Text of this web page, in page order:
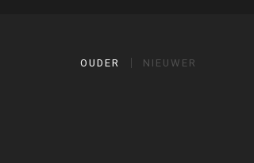
OUDER NIEUWER